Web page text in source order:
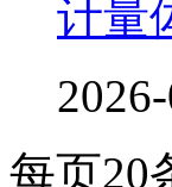
计量
每页20